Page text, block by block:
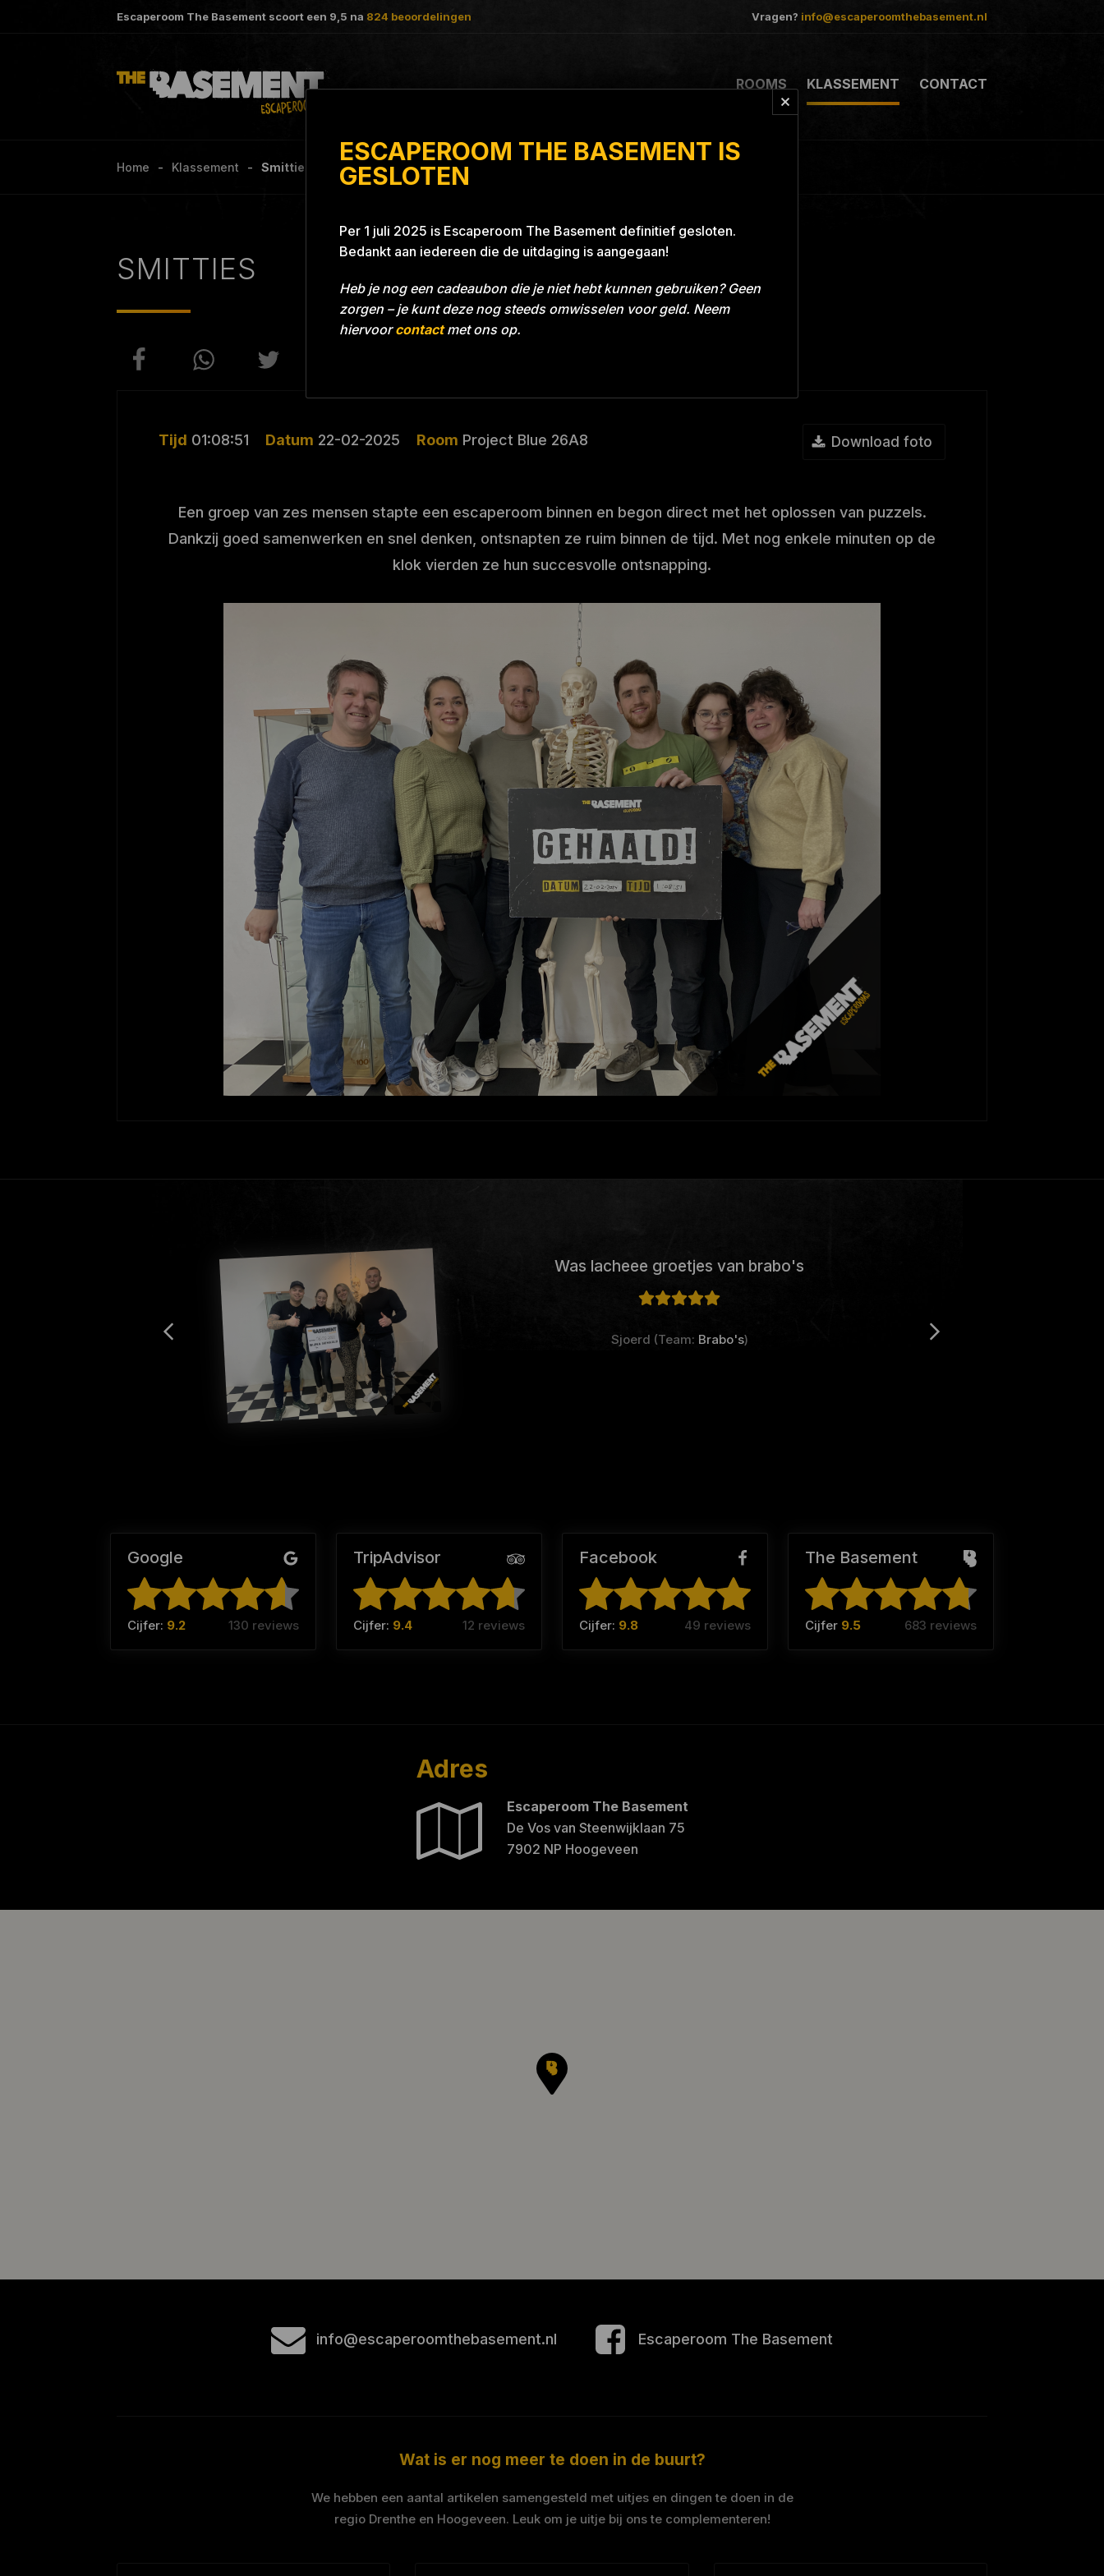
ESCAPEROOM THE BASEMENT IS
GESLOTEN
Per 1 juli 2025 is Escaperoom The Basement definitief gesloten.
Bedankt aan iedereen die de uitdaging is aangegaan!
Heb je nog een cadeaubon die je niet hebt kunnen gebruiken? Geen
zorgen – je kunt deze nog steeds omwisselen voor geld. Neem
hiervoorcontactmet ons op.
Escaperoom The Basement scoort een 9,5 na 824 beoordelingen Vragen? info@escaperoomthebasement.nl
ROOMS KLASSEMENT CONTACT
Home Klassement Smitties Project Blue 26A8
SMITTIES
Tijd 01:08:51 Datum 22-02-2025 Room Project Blue 26A8 Download foto
Een groep van zes mensen stapte een escaperoom binnen en begon direct met het oplossen van puzzels.
Dankzij goed samenwerken en snel denken, ontsnapten ze ruim binnen de tijd. Met nog enkele minuten op de
klok vierden ze hun succesvolle ontsnapping.
Was lacheee groetjes van brabo's
Sjoerd (Team: Brabo's)
Google
Cijfer: 9.2 130 reviews
TripAdvisor
Cijfer: 9.4 12 reviews
Facebook
Cijfer: 9.8 49 reviews
The Basement
Cijfer 9.5 683 reviews
Adres
Escaperoom The Basement
De Vos van Steenwijklaan 75
7902 NP Hoogeveen
info@escaperoomthebasement.nl Escaperoom The Basement
Wat is er nog meer te doen in de buurt?
We hebben een aantal artikelen samengesteld met uitjes en dingen te doen in de
regio Drenthe en Hoogeveen. Leuk om je uitje bij ons te complementeren!